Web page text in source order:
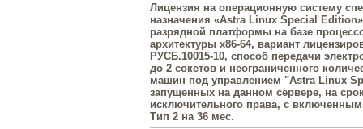
Лицензия на операционную систему
назначения «Astra Linux Special
разрядной платформы на базе
архитектуры х86-64, вариант
РУСБ.10015-10, способ передачи
до 2 сокетов и неограниченного
машин под управлением "Astra Linux
запущенных на данном сервере, на
исключительного права, с
Тип 2 на 36 мес.